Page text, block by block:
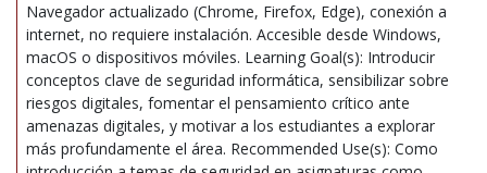
Navegador actualizado (Chrome, Firefox, Edge), conexión a
internet, no requiere instalación. Accesible desde Windows,
macOS o dispositivos móviles. Learning Goal(s): Introducir
conceptos clave de seguridad informática, sensibilizar sobre
riesgos digitales, fomentar el pensamiento crítico ante
amenazas digitales, y motivar a los estudiantes a explorar
más profundamente el área. Recommended Use(s): Como